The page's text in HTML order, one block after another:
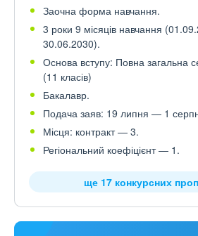
Заочна форма навчання.
3 роки 9 місяців навчання
30.06.2030).
Основа вступу: Повна загальна
(11 класів)
Бакалавр.
Подача заяв: 19 липня — 1
Місця: контракт — 3.
Регіональний коефіцієнт — 1.
ще 17 конкурсних